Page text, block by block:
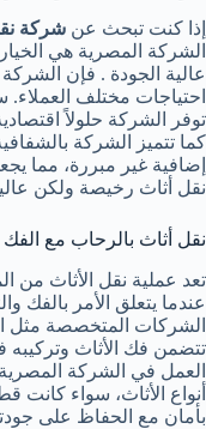
إذا كنت تبحث عن شركة
الشركة المصرية هي
عالية الجودة . فإن
احتياجات مختلف
توفر الشركة حلولاً
كما تتميز الشركة
إضافية غير مبررة، مما
نقل أثاث رخيصة ولكن
نقل أثاث بالرحاب مع الفك
تعد عملية نقل الأثاث من
عندما يتعلق الأمر بالفك
الشركات المتخصصة مثل
تتضمن فك الأثاث وتركيبه
العمل في الشركة المصرية
أنواع الأثاث، سواء كانت
بأمان مع الحفاظ على